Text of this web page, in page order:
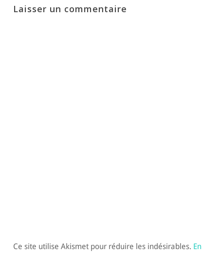
Laisser un commentaire
Ce site utilise Akismet pour réduire les indésirables. En